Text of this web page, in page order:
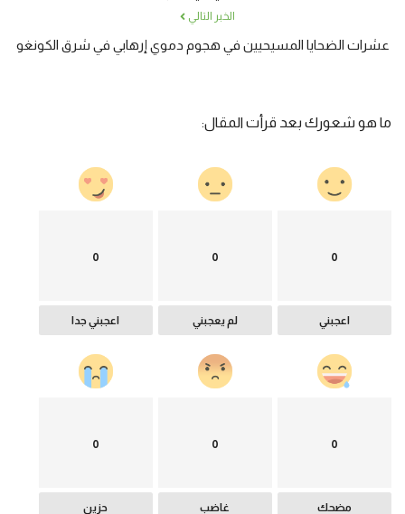
الخبر التالي
عشرات الضحايا المسيحيين في هجوم دموي إرهابي في شرق الكونغو
ما هو شعورك بعد قرأت المقال:
0
اعجبني
0
لم يعجبني
0
اعجبني جدا
0
مضحك
0
غاضب
0
حزين